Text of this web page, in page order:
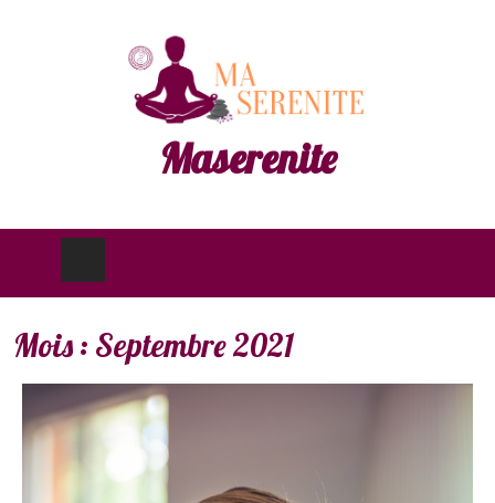
Maserenite
Mois : Septembre 2021